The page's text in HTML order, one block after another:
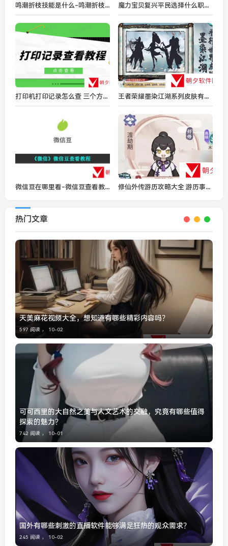
鸣潮折枝技能是什么-鸣潮折枝技能是什么 魔力宝贝复兴平民选择什么职业 魔力宝贝复兴平民职业推荐2024
打印机打印记录怎么查 三个方法请收好 王者荣耀墨染江湖系列皮肤有谁-王者荣耀墨染江湖系列皮肤介绍
微信豆在哪里看-微信豆查看教程 修仙外传游历攻略大全 游历事件选择攻略大全
热门文章
天美麻花视频大全，想知道有哪些精彩内容吗？
597 阅读 ， 10-02
可可西里的大自然之美与人文艺术的交融，究竟有哪些值得
探索的魅力？
742 阅读 ， 10-01
国外有哪些刺激的直播软件能够满足狂热的观众需求？
245 阅读 ， 10-02